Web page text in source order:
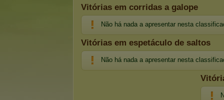
Vitórias em corridas a galope
Não há nada a apresentar nesta
Vitórias em espetáculo de saltos
Não há nada a apresentar nesta